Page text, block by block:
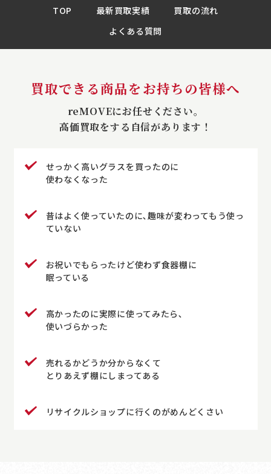
TOP 最新買取実績
買取の流れ
よくある質問
買取できる商品をお持ちの皆様へ
reMOVEにお任せください。
高価買取をする自信があります！
せっかく高いグラスを買ったのに
使わなくなった
昔はよく使っていたのに､趣味が変わってもう使っ
ていない
お祝いでもらったけど使わず食器棚に
眠っている
高かったのに実際に使ってみたら､
使いづらかった
売れるかどうか分からなくて
とりあえず棚にしまってある
リサイクルショップに行くのがめんどくさい